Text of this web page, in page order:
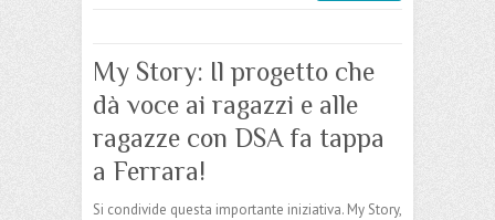
My Story: Il progetto che
dà voce ai ragazzi e alle
ragazze con DSA fa tappa
a Ferrara!
Si condivide questa importante iniziativa. My Story,